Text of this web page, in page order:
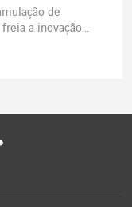
de
a inovação...